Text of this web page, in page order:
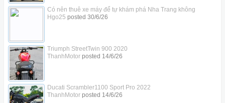
Có nên thuê xe máy để tự khám phá Nha Trang không
Hgo25 posted 30/6/26
Triumph StreetTwin 900 2020
ThanhMotorposted 14/6/26
Ducati Scrambler1100 Sport Pro 2022
ThanhMotorposted 14/6/26